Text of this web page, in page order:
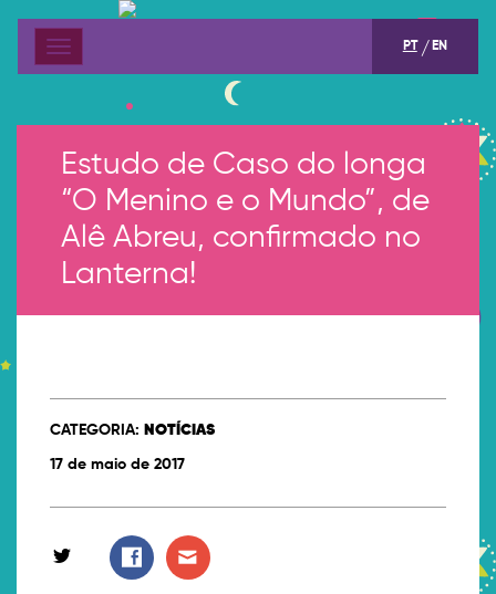
Menu PT EN
Estudo de Caso do longa
“O Menino e o Mundo”, de
Alê Abreu, confirmado no
Lanterna!
CATEGORIA: NOTÍCIAS
17 de maio de 2017